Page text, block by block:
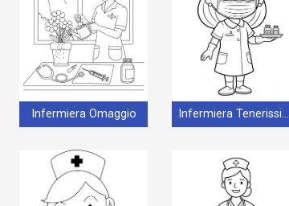
Infermiera Omaggio Infermiera Tenerissima